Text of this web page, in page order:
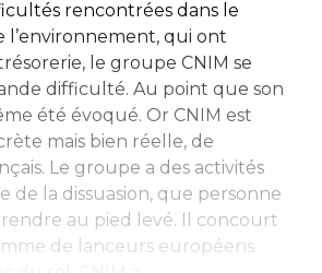
rencontrées dans le
l’environnement, qui ont
le groupe CNIM se
difficulté. Au point que son
été évoqué. Or CNIM est
mais bien réelle, de
Le groupe a des activités
de la dissuasion, que personne
au pied levé. Il concourt
de lanceurs européens